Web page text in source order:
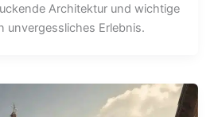
Architektur und wichtige
unvergessliches Erlebnis.